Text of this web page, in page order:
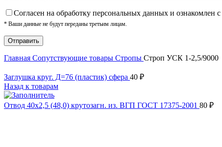
Cогласен на обработку персональных данных и ознакомлен с
* Ваши данные не будут переданы третьим лицам.
Главная Сопутствующие товары Стропы Строп УСК 1-2,5/9000
Заглушка круг. Д=76 (пластик) сфера 40 ₽
Назад к товарам
Отвод 40х2,5 (48,0) крутозагн. из. ВГП ГОСТ 17375-2001 80 ₽